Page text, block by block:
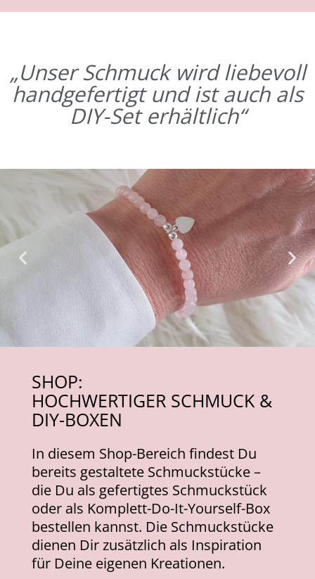
„Unser Schmuck wird liebevoll
handgefertigt und ist auch als
DIY-Set erhältlich“
SHOP:
HOCHWERTIGER SCHMUCK &
DIY-BOXEN
In diesem Shop-Bereich findest Du
bereits gestaltete Schmuckstücke –
die Du als gefertigtes Schmuckstück
oder als Komplett-Do-It-Yourself-Box
bestellen kannst. Die Schmuckstücke
dienen Dir zusätzlich als Inspiration
für Deine eigenen Kreationen.